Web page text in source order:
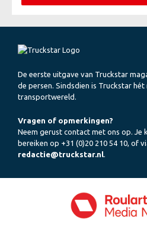
De eerste uitgave van Truckstar
de persen. Sindsdien is Truckstar
transportwereld.
Vragen of opmerkingen?
Neem gerust contact met ons op. Je
bereiken op +31 (0)20 210 54 10, of
redactie@truckstar.nl